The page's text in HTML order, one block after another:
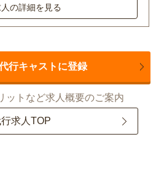
の詳細を見る
行キャストに登録
ットなど求人概要のご案内
求人TOP